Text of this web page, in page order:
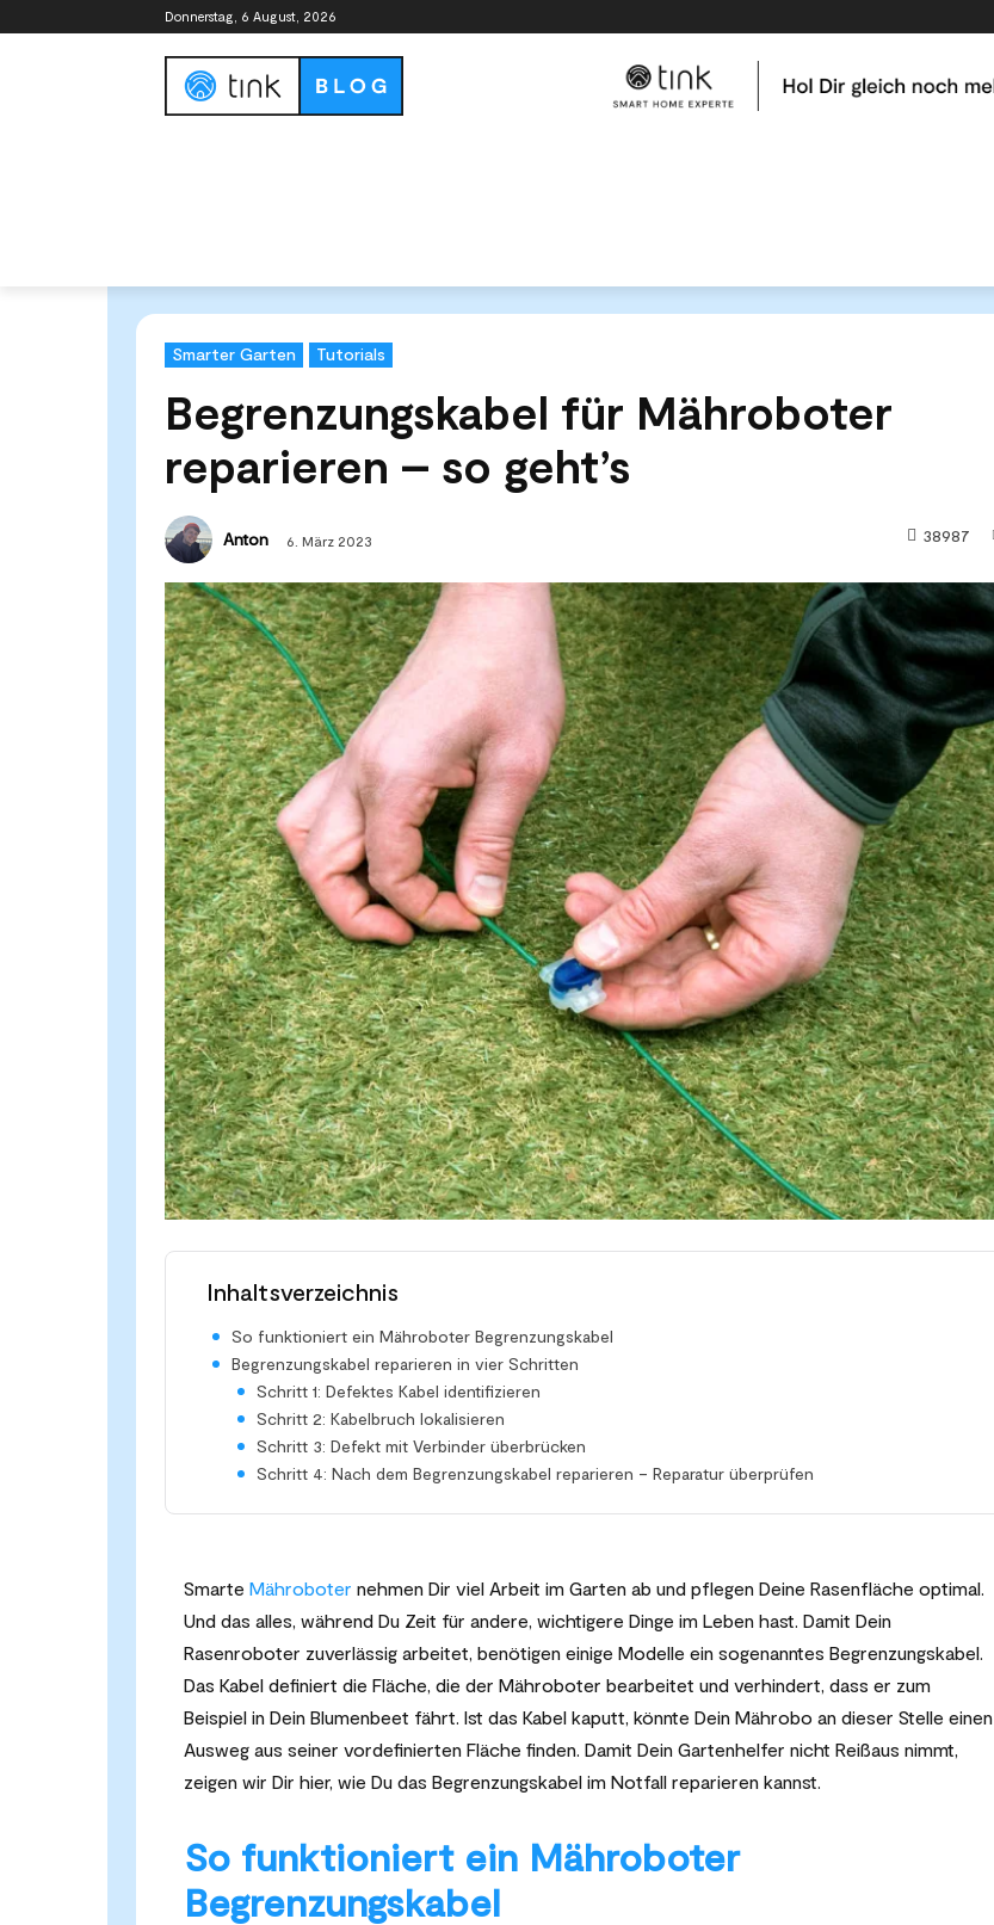
Donnerstag, 6 August, 2026
Smarter Garten Tutorials
Begrenzungskabel für Mähroboter
reparieren – so geht’s
Anton 6. März 2023 38987
Inhaltsverzeichnis
So funktioniert ein Mähroboter Begrenzungskabel
Begrenzungskabel reparieren in vier Schritten
Schritt 1: Defektes Kabel identifizieren
Schritt 2: Kabelbruch lokalisieren
Schritt 3: Defekt mit Verbinder überbrücken
Schritt 4: Nach dem Begrenzungskabel reparieren – Reparatur überprüfen
Smarte Mähroboter nehmen Dir viel Arbeit im Garten ab und pflegen Deine Rasenfläche optimal.
Und das alles, während Du Zeit für andere, wichtigere Dinge im Leben hast. Damit Dein
Rasenroboter zuverlässig arbeitet, benötigen einige Modelle ein sogenanntes Begrenzungskabel.
Das Kabel definiert die Fläche, die der Mähroboter bearbeitet und verhindert, dass er zum
Beispiel in Dein Blumenbeet fährt. Ist das Kabel kaputt, könnte Dein Mährobo an dieser Stelle einen
Ausweg aus seiner vordefinierten Fläche finden. Damit Dein Gartenhelfer nicht Reißaus nimmt,
zeigen wir Dir hier, wie Du das Begrenzungskabel im Notfall reparieren kannst.
So funktioniert ein Mähroboter
Begrenzungskabel